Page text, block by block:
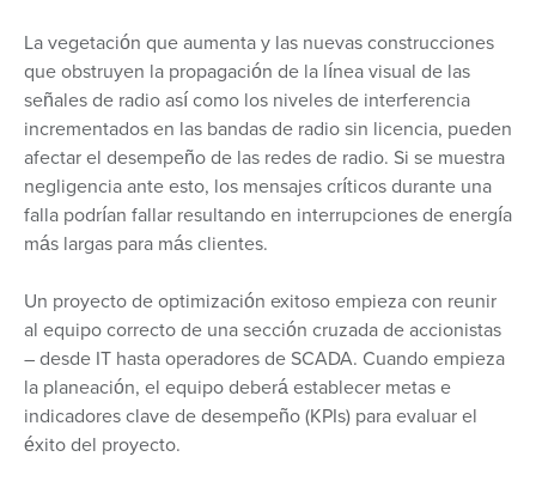
La vegetación que aumenta y las nuevas construcciones
que obstruyen la propagación de la línea visual de las
señales de radio así como los niveles de interferencia
incrementados en las bandas de radio sin licencia, pueden
afectar el desempeño de las redes de radio. Si se muestra
negligencia ante esto, los mensajes críticos durante una
falla podrían fallar resultando en interrupciones de energía
más largas para más clientes.
Un proyecto de optimización exitoso empieza con reunir
al equipo correcto de una sección cruzada de accionistas
– desde IT hasta operadores de SCADA. Cuando empieza
la planeación, el equipo deberá establecer metas e
indicadores clave de desempeño (KPIs) para evaluar el
éxito del proyecto.